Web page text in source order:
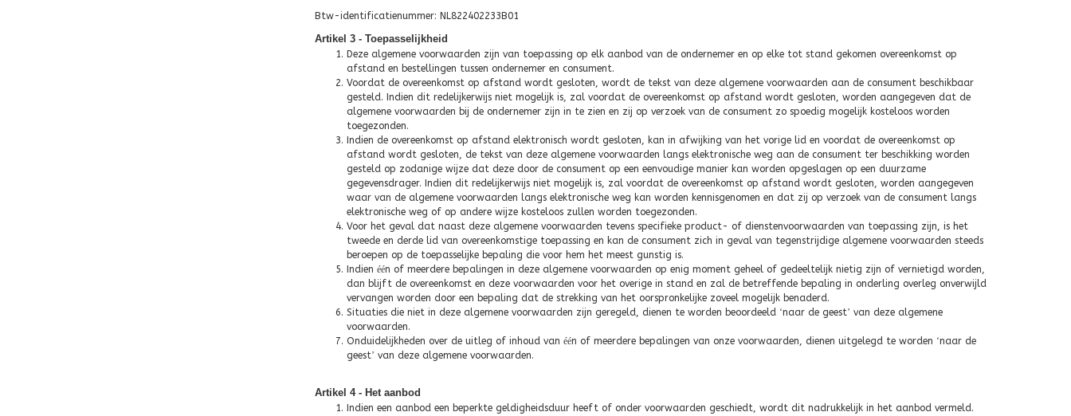
Btw-identificatienummer: NL822402233B01
Artikel 3 - Toepasselijkheid
Deze algemene voorwaarden zijn van toepassing op elk aanbod van de ondernemer en op elke tot stand gekomen overeenkomst op
afstand en bestellingen tussen ondernemer en consument.
Voordat de overeenkomst op afstand wordt gesloten, wordt de tekst van deze algemene voorwaarden aan de consument beschikbaar
gesteld. Indien dit redelijkerwijs niet mogelijk is, zal voordat de overeenkomst op afstand wordt gesloten, worden aangegeven dat de
algemene voorwaarden bij de ondernemer zijn in te zien en zij op verzoek van de consument zo spoedig mogelijk kosteloos worden
toegezonden.
Indien de overeenkomst op afstand elektronisch wordt gesloten, kan in afwijking van het vorige lid en voordat de overeenkomst op
afstand wordt gesloten, de tekst van deze algemene voorwaarden langs elektronische weg aan de consument ter beschikking worden
gesteld op zodanige wijze dat deze door de consument op een eenvoudige manier kan worden opgeslagen op een duurzame
gegevensdrager. Indien dit redelijkerwijs niet mogelijk is, zal voordat de overeenkomst op afstand wordt gesloten, worden aangegeven
waar van de algemene voorwaarden langs elektronische weg kan worden kennisgenomen en dat zij op verzoek van de consument langs
elektronische weg of op andere wijze kosteloos zullen worden toegezonden.
Voor het geval dat naast deze algemene voorwaarden tevens specifieke product- of dienstenvoorwaarden van toepassing zijn, is het
tweede en derde lid van overeenkomstige toepassing en kan de consument zich in geval van tegenstrijdige algemene voorwaarden steeds
beroepen op de toepasselijke bepaling die voor hem het meest gunstig is.
Indien één of meerdere bepalingen in deze algemene voorwaarden op enig moment geheel of gedeeltelijk nietig zijn of vernietigd worden,
dan blijft de overeenkomst en deze voorwaarden voor het overige in stand en zal de betreffende bepaling in onderling overleg onverwijld
vervangen worden door een bepaling dat de strekking van het oorspronkelijke zoveel mogelijk benaderd.
Situaties die niet in deze algemene voorwaarden zijn geregeld, dienen te worden beoordeeld ‘naar de geest’ van deze algemene
voorwaarden.
Onduidelijkheden over de uitleg of inhoud van één of meerdere bepalingen van onze voorwaarden, dienen uitgelegd te worden ‘naar de
geest’ van deze algemene voorwaarden.
Artikel 4 - Het aanbod
Indien een aanbod een beperkte geldigheidsduur heeft of onder voorwaarden geschiedt, wordt dit nadrukkelijk in het aanbod vermeld.